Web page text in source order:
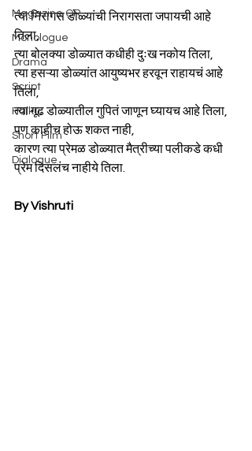
Magazine QR
Monologue
Drama
Script
Haiku
Short Film
Dialogue
त्या निरागस डोळ्यांची निरागसता जपायची आहे
तिला,
त्या बोलक्या डोळ्यात कधीही दुःख नकोय तिला,
त्या हसऱ्या डोळ्यांत आयुष्यभर हरवून राहायचं आहे
तिला,
त्या गूढ डोळ्यातील गुपितं जाणून घ्यायच आहे तिला,
पण काहीच होऊ शकत नाही,
कारण त्या प्रेमळ डोळ्यात मैत्रीच्या पलीकडे कधी
प्रेम दिसलंच नाहीये तिला.
By Vishruti